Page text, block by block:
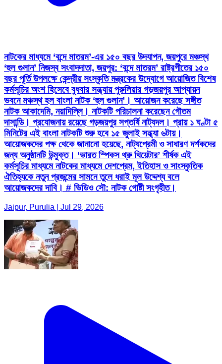
নাটকের মাধ্যমে ‘বন্দে মাতরম’-এর ১৫০ বছর উদযাপন, জয়পুরে মঞ্চস্থ
‘হুল গুলান’ নিজস্ব সংবাদদাতা, জয়পুর: ‘বন্দে মাতরম’ রাষ্ট্রগীতের ১৫০
বছর পূর্তি উপলক্ষে কেন্দ্রীয় সংস্কৃতি মন্ত্রকের উদ্যোগে আয়োজিত বিশেষ
কর্মসূচির অংশ হিসেবে বুধবার সন্ধ্যায় পুরুলিয়ার গড়জয়পুর আপ্যায়ন
ভবনে মঞ্চস্থ হল বাংলা নাটক ‘হুল গুলান’। আয়োজন করেছে সঙ্গীত
নাটক আকাদেমি, নয়াদিল্লি। নাটকটি পরিচালনা করেছেন গৌতম
দাসান্ডি। প্রযোজনায় রয়েছে গড়জয়পুর সপ্তর্ষি নাট্যদল। প্রায় ১ ঘণ্টা ৫
মিনিটের এই বাংলা নাটকটি শুরু হবে ১৫ জুলাই সন্ধ্যা ৬টায়।
আয়োজকদের পক্ষ থেকে জানানো হয়েছে, নাট্যপ্রেমী ও সাধারণ দর্শকদের
জন্য অনুষ্ঠানটি উন্মুক্ত। ‘ভারত স্পিকস থ্রু থিয়েটার’ শীর্ষক এই
কর্মসূচির মাধ্যমে নাটকের মাধ্যমে দেশপ্রেম, ইতিহাস ও সাংস্কৃতিক
ঐতিহ্যকে নতুন প্রজন্মের সামনে তুলে ধরাই মূল উদ্দেশ্য বলে
আয়োজকদের দাবি। # ভিডিও সৌ: নাটক গোষ্টী সংগৃহীত।
Jaipur, Purulia | Jul 29, 2026